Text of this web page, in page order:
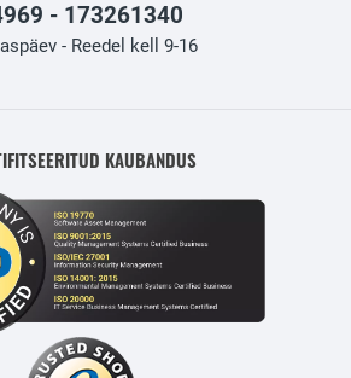
- 173261340
- Reedel kell 9-16
KAUBANDUS